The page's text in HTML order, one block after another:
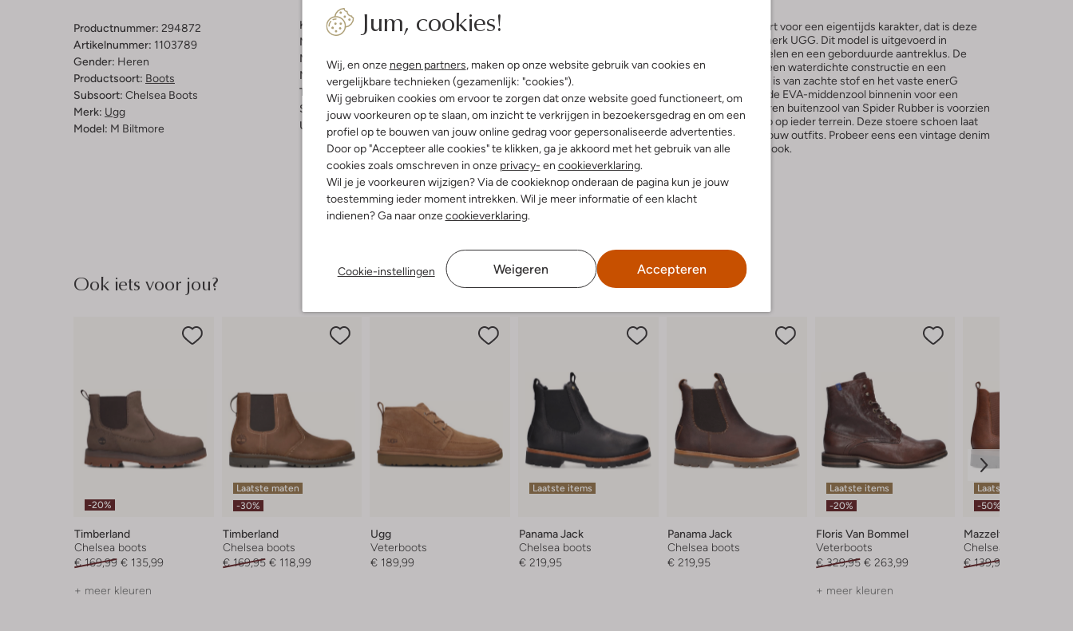
Jum, cookies!
Wij, en onze negen partners, maken op onze website gebruik van cookies en
vergelijkbare technieken (gezamenlijk: "cookies").
Wij gebruiken cookies om ervoor te zorgen dat onze website goed functioneert, om
jouw voorkeuren op te slaan, om inzicht te verkrijgen in bezoekersgedrag en om een
profiel op te bouwen van jouw online gedrag voor gepersonaliseerde advertenties.
Door op "Accepteer alle cookies" te klikken, ga je akkoord met het gebruik van alle
cookies zoals omschreven in onze privacy- en cookieverklaring.
Wil je je voorkeuren wijzigen? Via de cookieknop onderaan de pagina kun je jouw
toestemming ieder moment intrekken. Wil je meer informatie of een klacht
indienen? Ga naar onzecookieverklaring.
Cookie-instellingen Weigeren Accepteren
Productnummer: 294872
Artikelnummer: 1103789
Gender: Heren
Productsoort: Boots
Subsoort: Chelsea Boots
Merk: Ugg
Model: M Biltmore
Kleur:Cognac
Materiaal buitenkant:
Materiaal binnenkant:
Materiaal zool:
Rubber
Type neus:
Ronde Neus
Schachthoogte laarzen (cm):
14
Uitneembaar voetbed:
Nee
De ideale schoen met een hoog draagcomfort voor een eigentijds karakter, dat is deze
cognac chelsea boot M BILTMORE van het merk UGG. Dit model is uitgevoerd in
waterdicht volnerfleer met elastische zijpanelen en een geborduurde aantreklus. De
constructie met gesealde naden zorgt voor een waterdichte constructie en een
dynamische ondersteuning. Het binnenwerk is van zachte stof en het vaste enerG
Comfort System-voetbed zorgt samen met de EVA-middenzool binnenin voor een
functionele demping. De lichtgewicht rubberen buitenzool van Spider Rubber is voorzien
van een grof profiel en heeft de perfecte grip op ieder terrein. Deze stoere schoen laat
zich gemakkelijk combineren met vrijwel al jouw outfits. Probeer eens een vintage denim
en een nauwsluitend shirt voor een stijlvolle look.
Ook iets voor jou?
-20%
Timberland
Chelsea boots
€ 169,99 € 135,99
+ meer kleuren
Laatste maten
-30%
Timberland
Chelsea boots
€ 169,95 € 118,99
Ugg
Veterboots
€ 189,99
Laatste items
Panama Jack
Chelsea boots
€ 219,95
Panama Jack
Chelsea boots
€ 219,95
Laatste items
-20%
Floris Van Bommel
Veterboots
€ 329,95 € 263,99
+ meer kleuren
Laatste item
-50%
Mazzeltov
Chelsea boots
€ 139,95